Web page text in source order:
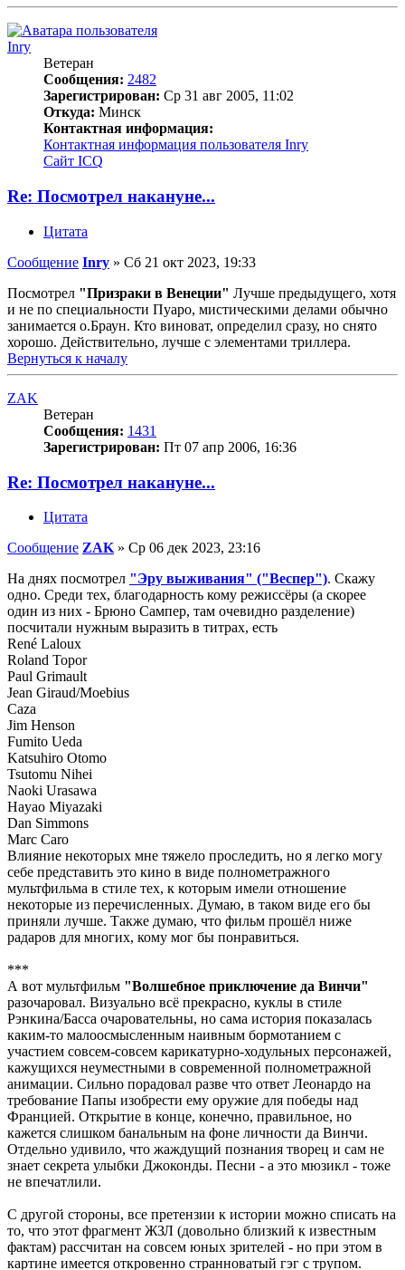
Inry
Ветеран
Сообщения: 2482
Зарегистрирован: Ср 31 авг 2005, 11:02
Откуда: Минск
Контактная информация:
Контактная информация пользователя Inry
Сайт ICQ
Re: Посмотрел накануне...
Цитата
Сообщение Inry » Сб 21 окт 2023, 19:33
Посмотрел "Призраки в Венеции" Лучше предыдущего, хотя
и не по специальности Пуаро, мистическими делами обычно
занимается о.Браун. Кто виноват, определил сразу, но снято
хорошо. Действительно, лучше с элементами триллера.
Вернуться к началу
ZAK
Ветеран
Сообщения: 1431
Зарегистрирован: Пт 07 апр 2006, 16:36
Re: Посмотрел накануне...
Цитата
Сообщение ZAK » Ср 06 дек 2023, 23:16
На днях посмотрел "Эру выживания" ("Веспер"). Скажу
одно. Среди тех, благодарность кому режиссёры (а скорее
один из них - Брюно Сампер, там очевидно разделение)
посчитали нужным выразить в титрах, есть
René Laloux
Roland Topor
Paul Grimault
Jean Giraud/Moebius
Caza
Jim Henson
Fumito Ueda
Katsuhiro Otomo
Tsutomu Nihei
Naoki Urasawa
Hayao Miyazaki
Dan Simmons
Marc Caro
Влияние некоторых мне тяжело проследить, но я легко могу
себе представить это кино в виде полнометражного
мультфильма в стиле тех, к которым имели отношение
некоторые из перечисленных. Думаю, в таком виде его бы
приняли лучше. Также думаю, что фильм прошёл ниже
радаров для многих, кому мог бы понравиться.
***
А вот мультфильм "Волшебное приключение да Винчи"
разочаровал. Визуально всё прекрасно, куклы в стиле
Рэнкина/Басса очаровательны, но сама история показалась
каким-то малоосмысленным наивным бормотанием с
участием совсем-совсем карикатурно-ходульных персонажей,
кажущихся неуместными в современной полнометражной
анимации. Сильно порадовал разве что ответ Леонардо на
требование Папы изобрести ему оружие для победы над
Францией. Открытие в конце, конечно, правильное, но
кажется слишком банальным на фоне личности да Винчи.
Отдельно удивило, что жаждущий познания творец и сам не
знает секрета улыбки Джоконды. Песни - а это мюзикл - тоже
не впечатлили.
С другой стороны, все претензии к истории можно списать на
то, что этот фрагмент ЖЗЛ (довольно близкий к известным
фактам) рассчитан на совсем юных зрителей - но при этом в
картине имеется откровенно странноватый гэг с трупом.